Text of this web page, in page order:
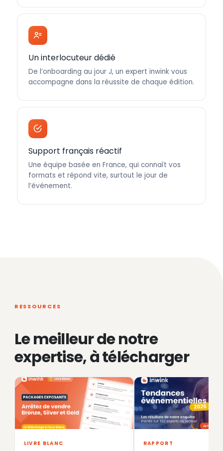
Un interlocuteur dédié
De l’onboarding au jour J, un expert inwink vous
accompagne dans la réussite de chaque édition.
Support français réactif
Une équipe basée en France, qui connaît vos
formats et répond vite, surtout le jour de
l’événement.
RESSOURCES
Le meilleur de notre
expertise, à télécharger
LIVRE BLANC RAPPORT